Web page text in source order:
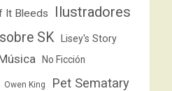
It Bleeds Ilustradores
SK Lisey's Story
No Ficción
Owen King Pet Sematary